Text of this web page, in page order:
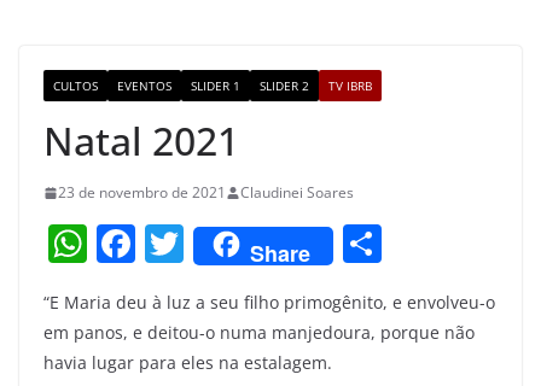
o a
CULTOS EVENTOS SLIDER 1 SLIDER 2 TV IBRB
Natal 2021
23 de novembro de 2021 Claudinei Soares
W
h
at
s
F
a
c
e
T
w
itt
er
Share
ar
e
“E Maria deu à luz a seu filho primogênito, e envolveu-o
em panos, e deitou-o numa manjedoura, porque não
havia lugar para eles na estalagem.